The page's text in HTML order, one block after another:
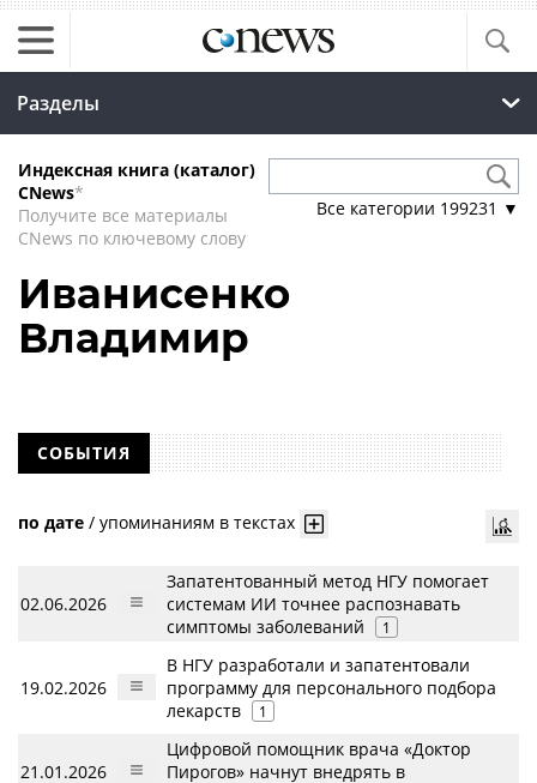
Разделы
Индексная книга (каталог)
CNews*
Получите все материалы
CNews по ключевому слову
Все категории 199231 ▼
Иванисенко
Владимир
СОБЫТИЯ
по дате / упоминаниям в текстах
02.06.2026
Запатентованный метод НГУ помогает
системам ИИ точнее распознавать
симптомы заболеваний
1
19.02.2026
В НГУ разработали и запатентовали
программу для персонального подбора
лекарств
1
21.01.2026
Цифровой помощник врача «Доктор
Пирогов» начнут внедрять в